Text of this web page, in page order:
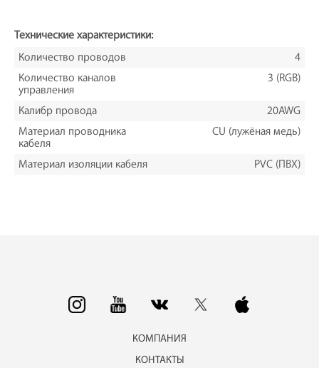
Технические характеристики:
Количество проводов
4
Количество каналов
управления
3 (RGB)
Калибр провода
20AWG
Материал проводника
кабеля
CU (лужёная медь)
Материал изоляции кабеля PVC (ПВХ)
КОМПАНИЯ
КОНТАКТЫ